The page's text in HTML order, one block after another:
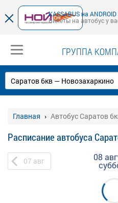
KASSABUS на ANDROID
Билеты на автобус у
ГРУППА
Главная Автобус Саратов
Расписание автобуса
07 авг 08